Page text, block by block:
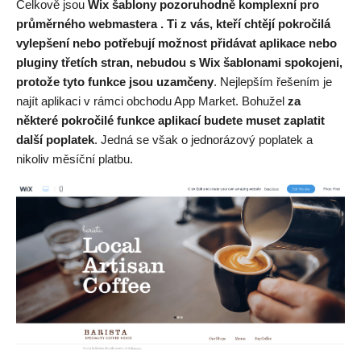
Celkově jsou Wix šablony pozoruhodně komplexní pro
průměrného webmastera . Ti z vás, kteří chtějí pokročilá
vylepšení nebo potřebují možnost přidávat aplikace nebo
pluginy třetích stran, nebudou s Wix šablonami spokojeni,
protože tyto funkce jsou uzamčeny. Nejlepším řešením je
najít aplikaci v rámci obchodu App Market. Bohužel za
některé pokročilé funkce aplikací budete muset zaplatit
další poplatek. Jedná se však o jednorázový poplatek a
nikoliv měsíční platbu.